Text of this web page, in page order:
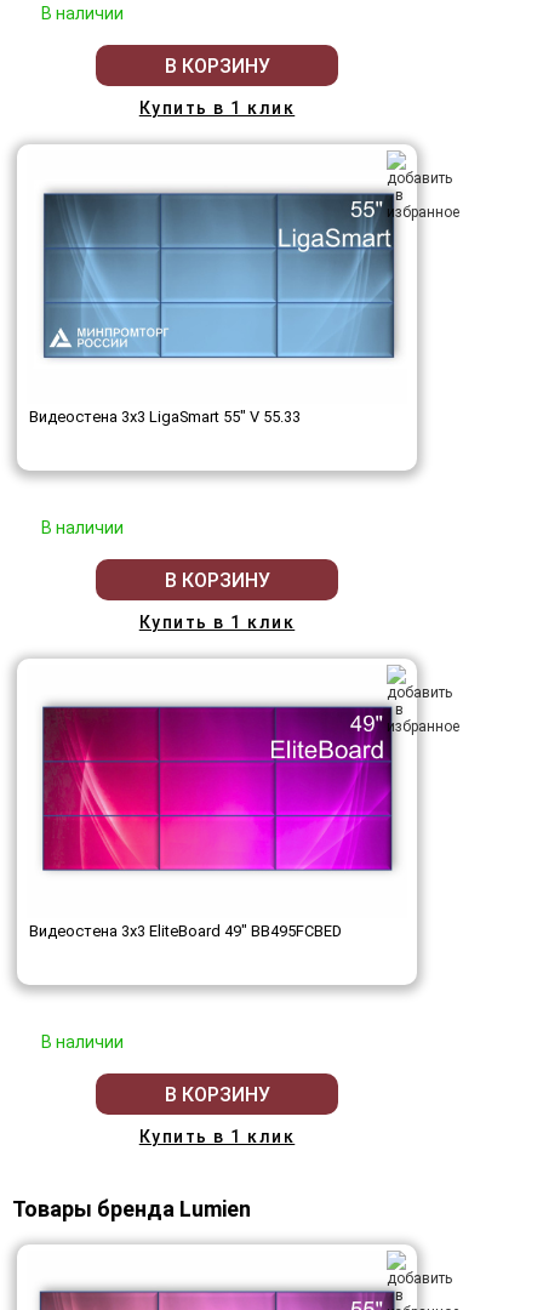
В наличии
В КОРЗИНУ
Купить в 1 клик
Видеостена 3x3 LigaSmart 55" V 55.33
В наличии
В КОРЗИНУ
Купить в 1 клик
Видеостена 3x3 EliteBoard 49" BB495FCBED
В наличии
В КОРЗИНУ
Купить в 1 клик
Товары бренда Lumien